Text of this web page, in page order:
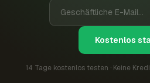
Kostenlos
14 Tage kostenlos testen · Keine